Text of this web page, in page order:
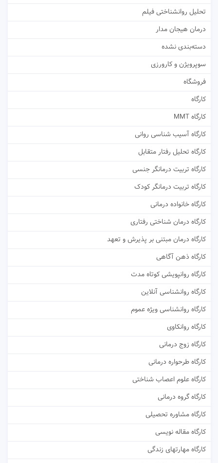
تحلیل روانشناختی فیلم
درمان هیجان مدار
دسته‌بندی نشده
سوپرویژن و کارورزی
فروشگاه
کارگاه
کارگاه MMT
کارگاه آسیب شناسی روانی
کارگاه تحلیل رفتار متقابل
کارگاه تربیت درمانگر جنسی
کارگاه تربیت درمانگر کودک
کارگاه خانواده درمانی
کارگاه درمان شناختی رفتاری
کارگاه درمان مبتنی بر پذیرش و تعهد
کارگاه ذهن آگاهی
کارگاه روانپویشی کوتاه مدت
کارگاه روانشناسی آنلاین
کارگاه روانشناسی ویژه عموم
کارگاه روانکاوی
کارگاه زوج درمانی
کارگاه طرحواره درمانی
کارگاه علوم اعصاب شناختی
کارگاه گروه درمانی
کارگاه مشاوره تحصیلی
کارگاه مقاله نویسی
کارگاه مهارتهای زندگی